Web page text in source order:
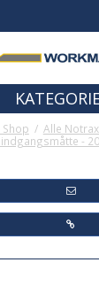
/ Alle
-